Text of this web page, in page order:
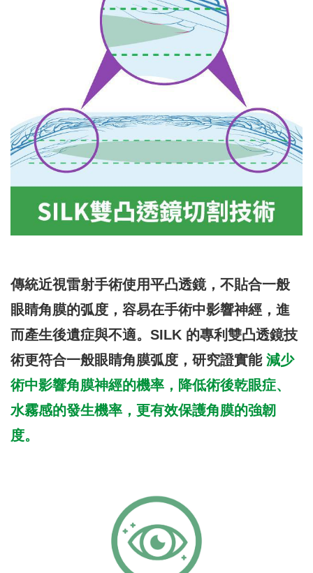
傳統近視雷射手術使用平凸透鏡，不貼合一般
眼睛角膜的弧度，容易在手術中影響神經，進
而產生後遺症與不適。SILK 的專利雙凸透鏡技
術更符合一般眼睛角膜弧度，研究證實能 減少
術中影響角膜神經的機率，降低術後乾眼症、
水霧感的發生機率，更有效保護角膜的強韌
度。